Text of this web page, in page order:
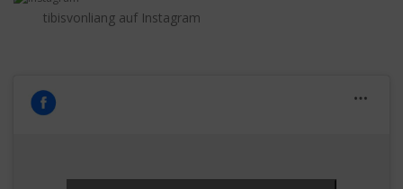
tibisvonliang auf Instagram